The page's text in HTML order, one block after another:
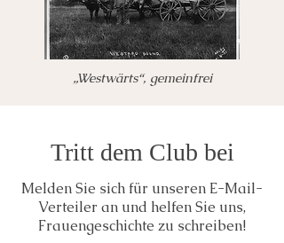
„Westwärts“, gemeinfrei
Tritt dem Club bei
Melden Sie sich für unseren E-Mail-
Verteiler an und helfen Sie uns,
Frauengeschichte zu schreiben!